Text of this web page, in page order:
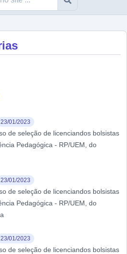
23/01/2023
de seleção de licenciandos bolsistas
Pedagógica - RP/UEM, do
23/01/2023
de seleção de licenciandos bolsistas
Pedagógica - RP/UEM, do
23/01/2023
de seleção de licenciandos bolsistas